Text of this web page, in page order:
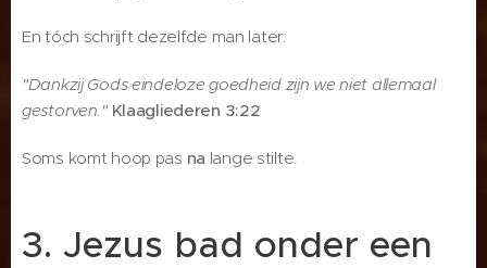
En tóch schrijft dezelfde man later:
"Dankzij Gods eindeloze goedheid zijn we niet allemaal
gestorven." Klaagliederen 3:22
Soms komt hoop pas na lange stilte.
3. Jezus bad onder een